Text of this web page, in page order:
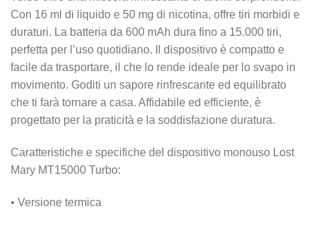
Con 16 ml di liquido e 50 mg di nicotina, offre tiri morbidi e
duraturi. La batteria da 600 mAh dura fino a 15.000 tiri,
perfetta per l’uso quotidiano. Il dispositivo è compatto e
facile da trasportare, il che lo rende ideale per lo svapo in
movimento. Goditi un sapore rinfrescante ed equilibrato
che ti farà tornare a casa. Affidabile ed efficiente, è
progettato per la praticità e la soddisfazione duratura.
Caratteristiche e specifiche del dispositivo monouso Lost
Mary MT15000 Turbo:
• Versione termica